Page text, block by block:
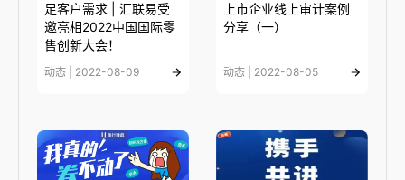
足客户需求 | 汇联易受
邀亮相2022中国国际零
售创新大会！
动态 | 2022-08-09
上市企业线上审计案例
分享（一）
动态 | 2022-08-05